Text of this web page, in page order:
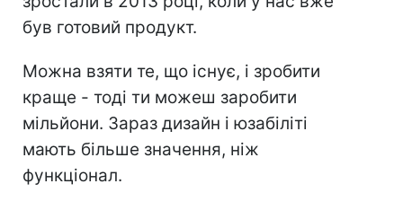
був готовий продукт.
Можна взяти те, що існує, і зробити
краще - тоді ти можеш заробити
мільйони. Зараз дизайн і юзабіліті
мають більше значення, ніж
функціонал.